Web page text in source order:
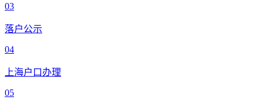
03
落户公示
04
上海户口办理
05